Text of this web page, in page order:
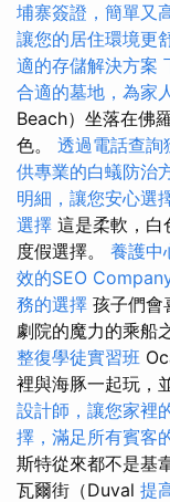
埔寨簽證，簡單又
讓您的居住環境更
適的存儲解決方案
合適的墓地，為家
Beach）坐落在佛
色。 透過電話查詢
供專業的白蟻防治
明細，讓您安心選
選擇 這是柔軟，白
度假選擇。 養護中
效的SEO
務的選擇 孩子們會
劇院的魔力的乘船
整復學徒實習班
裡與海豚一起玩，
設計師，讓您家裡
擇，滿足所有賓客
斯特從來都不是基
瓦爾街（Duval 提